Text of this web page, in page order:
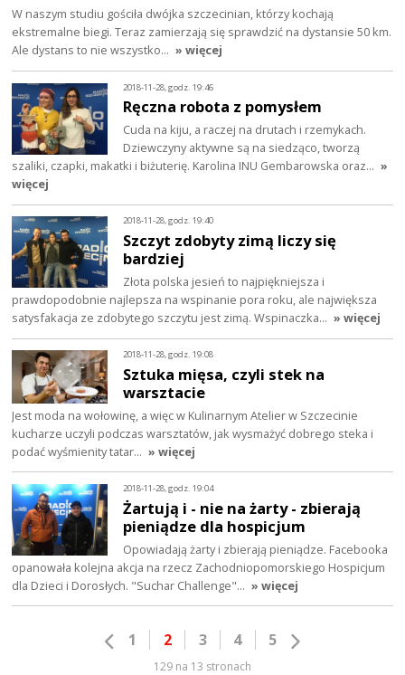
W naszym studiu gościła dwójka szczecinian, którzy kochają
ekstremalne biegi. Teraz zamierzają się sprawdzić na dystansie 50 km.
Ale dystans to nie wszystko… » więcej
2018-11-28, godz. 19:46
Ręczna robota z pomysłem
Cuda na kiju, a raczej na drutach i rzemykach.
Dziewczyny aktywne są na siedząco, tworzą
szaliki, czapki, makatki i biżuterię. Karolina INU Gembarowska oraz… »
więcej
2018-11-28, godz. 19:40
Szczyt zdobyty zimą liczy się
bardziej
Złota polska jesień to najpiękniejsza i
prawdopodobnie najlepsza na wspinanie pora roku, ale największa
satysfakacja ze zdobytego szczytu jest zimą. Wspinaczka… » więcej
2018-11-28, godz. 19:08
Sztuka mięsa, czyli stek na
warsztacie
Jest moda na wołowinę, a więc w Kulinarnym Atelier w Szczecinie
kucharze uczyli podczas warsztatów, jak wysmażyć dobrego steka i
podać wyśmienity tatar… » więcej
2018-11-28, godz. 19:04
Żartują i - nie na żarty - zbierają
pieniądze dla hospicjum
Opowiadają żarty i zbierają pieniądze. Facebooka
opanowała kolejna akcja na rzecz Zachodniopomorskiego Hospicjum
dla Dzieci i Dorosłych. "Suchar Challenge"… » więcej
1 2 3 4 5
129 na 13 stronach